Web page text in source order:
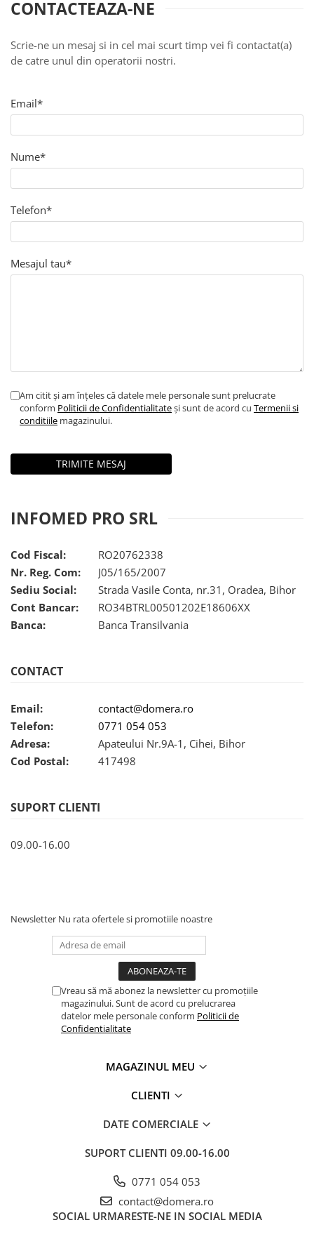
CONTACTEAZA-NE
Scrie-ne un mesaj si in cel mai scurt timp vei fi contactat(a)
de catre unul din operatorii nostri.
Email*
Nume*
Telefon*
Mesajul tau*
Am citit și am înțeles că datele mele personale sunt prelucrate
conform Politicii de Confidentialitateși sunt de acord cu Termenii si
conditiile magazinului.
INFOMED PRO SRL
Cod Fiscal:
RO20762338
Nr. Reg. Com:
J05/165/2007
Sediu Social:
Strada Vasile Conta, nr.31, Oradea, Bihor
Cont Bancar:
RO34BTRL00501202E18606XX
Banca:
Banca Transilvania
CONTACT
Email:
contact@domera.ro
Telefon:
0771 054 053
Adresa:
Apateului Nr.9A-1, Cihei, Bihor
Cod Postal:
417498
SUPORT CLIENTI
09.00-16.00
Newsletter Nu rata ofertele si promotiile noastre
Vreau să mă abonez la newsletter cu promoțiile
magazinului. Sunt de acord cu prelucrarea
datelor mele personale conform Politicii de
Confidentialitate
MAGAZINUL MEU
CLIENTI
DATE COMERCIALE
SUPORT CLIENTI 09.00-16.00
0771 054 053
contact@domera.ro
SOCIAL URMARESTE-NE IN SOCIAL MEDIA